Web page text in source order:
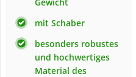
mit Schaber
besonders robustes
und hochwertiges
Material des